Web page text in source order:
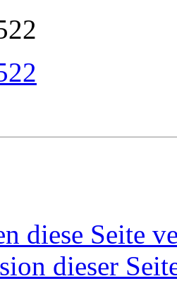
diese Seite
dieser